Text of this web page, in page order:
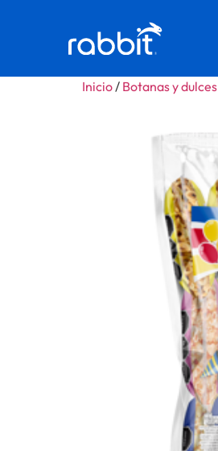
Inicio/ Botanas y dulces